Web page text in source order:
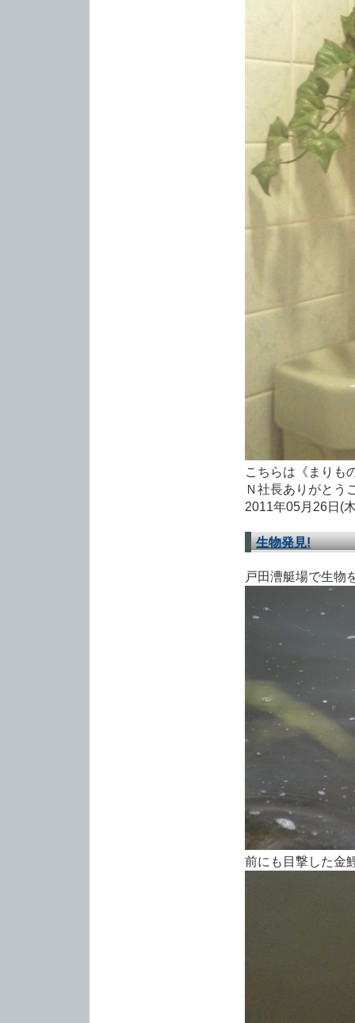
こちらは《まりも
Ｎ社長ありがとう
2011年05月26日(
生物発見!
戸田漕艇場で生物
前にも目撃した